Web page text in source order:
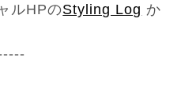
ルHPのStyling Log か